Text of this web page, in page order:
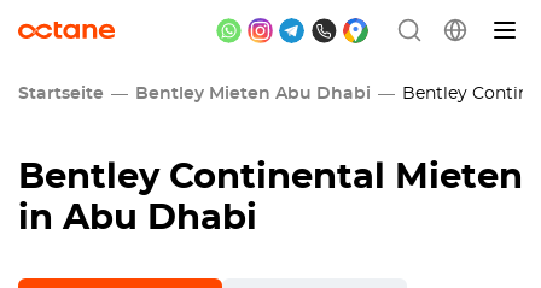
Startseite Bentley Mieten Abu Dhabi Bentley
Bentley Continental Mieten
in Abu Dhabi